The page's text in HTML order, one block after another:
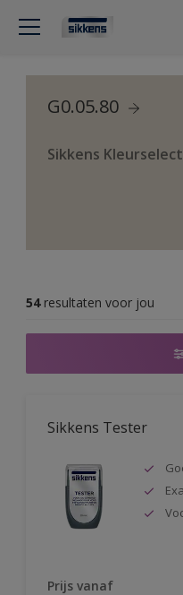
G0.05.80
Sikkens
54 resultaten voor jou
Sikkens Tester
Prijs vanaf